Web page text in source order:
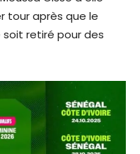
tour après que le
soit retiré pour des